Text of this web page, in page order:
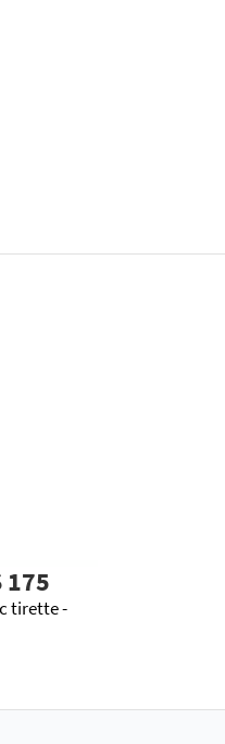
175
tirette -